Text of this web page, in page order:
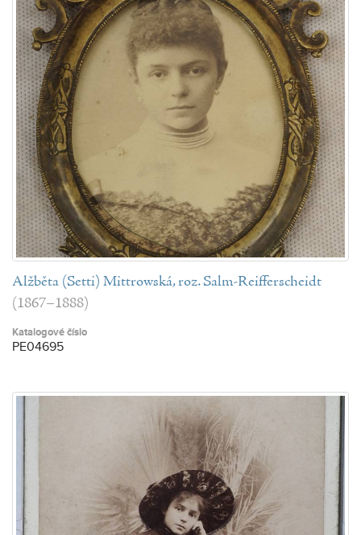
Alžběta (Setti) Mittrowská, roz. Salm-Reifferscheidt
(1867–1888)
Katalogové číslo
PE04695